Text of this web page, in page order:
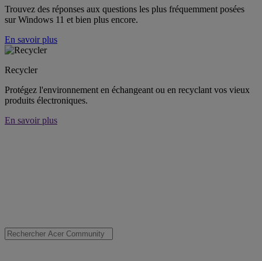
Trouvez des réponses aux questions les plus fréquemment posées
sur Windows 11 et bien plus encore.
En savoir plus
Recycler
Protégez l'environnement en échangeant ou en recyclant vos vieux
produits électroniques.
En savoir plus